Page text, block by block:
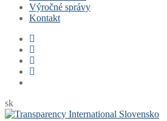
Výročné správy
Kontakt
sk